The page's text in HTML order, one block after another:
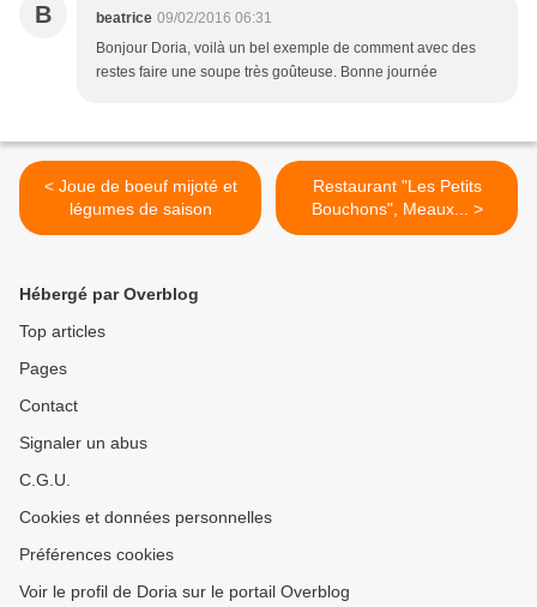
B beatrice 09/02/2016 06:31
Bonjour Doria, voilà un bel exemple de comment avec des
restes faire une soupe très goûteuse. Bonne journée
< Joue de boeuf mijoté et
légumes de saison
Restaurant "Les Petits
Bouchons", Meaux... >
Hébergé par Overblog
Top articles
Pages
Contact
Signaler un abus
C.G.U.
Cookies et données personnelles
Préférences cookies
Voir le profil de Doria sur le portail Overblog